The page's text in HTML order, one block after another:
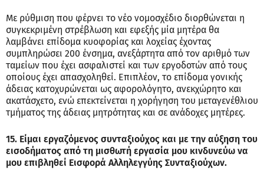
Με ρύθμιση που φέρνει το νέο νομοσχέδιο διορθώνεται η
συγκεκριμένη στρέβλωση και εφεξής μία μητέρα θα
λαμβάνει επίδομα κυοφορίας και λοχείας έχοντας
συμπληρώσει 200 ένσημα, ανεξάρτητα από τον αριθμό των
ταμείων που έχει ασφαλιστεί και των εργοδοτών από τους
οποίους έχει απασχοληθεί. Επιπλέον, το επίδομα γονικής
άδειας κατοχυρώνεται ως αφορολόγητο, ανεκχώρητο και
ακατάσχετο, ενώ επεκτείνεται η χορήγηση του μεταγενέθλιου
τμήματος της άδειας μητρότητας και σε ανάδοχες μητέρες.
15. Είμαι εργαζόμενος συνταξιούχος και με την αύξηση του
εισοδήματος από τη μισθωτή εργασία μου κινδυνεύω να
μου επιβληθεί Εισφορά Αλληλεγγύης Συνταξιούχων.